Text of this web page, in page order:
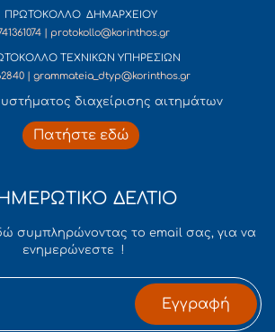
ΠΡΩΤΟΚΟΛΛΟ ΔΗΜΑΡΧΕΙΟΥ
| protokollo@korinthos.gr
ΤΕΧΝΙΚΩΝ ΥΠΗΡΕΣΙΩΝ
| grammateia_dtyp@korinthos.gr
διαχείρισης αιτημάτων
Πατήστε εδώ
ΔΕΛΤΙΟ
συμπληρώνοντας το email σας, για να
ενημερώνεστε !
Εγγραφή